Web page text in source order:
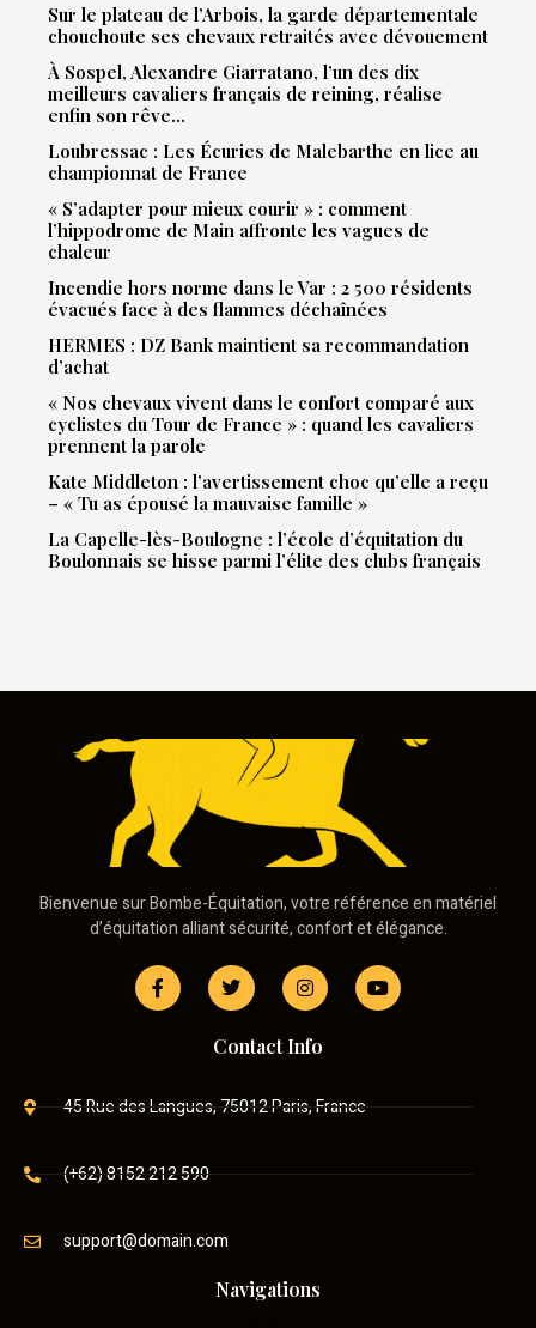
Sur le plateau de l’Arbois, la garde départementale
chouchoute ses chevaux retraités avec dévouement
À Sospel, Alexandre Giarratano, l’un des dix
meilleurs cavaliers français de reining, réalise
enfin son rêve…
Loubressac : Les Écuries de Malebarthe en lice au
championnat de France
« S’adapter pour mieux courir » : comment
l’hippodrome de Main affronte les vagues de
chaleur
Incendie hors norme dans le Var : 2 500 résidents
évacués face à des flammes déchaînées
HERMES : DZ Bank maintient sa recommandation
d’achat
« Nos chevaux vivent dans le confort comparé aux
cyclistes du Tour de France » : quand les cavaliers
prennent la parole
Kate Middleton : l’avertissement choc qu’elle a reçu
– « Tu as épousé la mauvaise famille »
La Capelle-lès-Boulogne : l’école d’équitation du
Boulonnais se hisse parmi l’élite des clubs français
Bienvenue sur Bombe-Équitation, votre référence en matériel
d’équitation alliant sécurité, confort et élégance.
Contact Info
45 Rue des Langues, 75012 Paris, France
(+62) 8152 212 590
support@domain.com
Navigations